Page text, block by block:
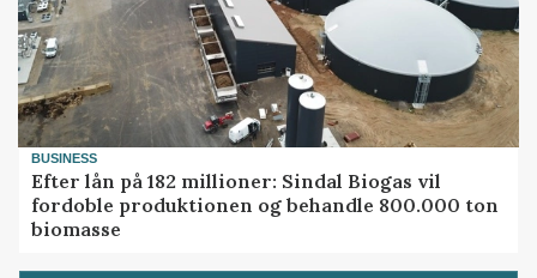
BUSINESS
Efter lån på 182 millioner: Sindal Biogas vil
fordoble produktionen og behandle 800.000 ton
biomasse